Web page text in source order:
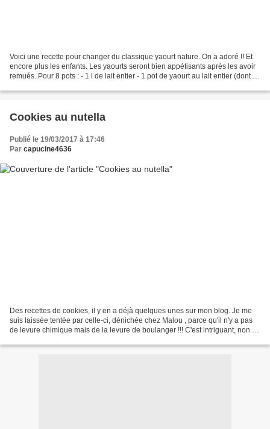
Voici une recette pour changer du classique yaourt nature. On a adoré !! Et
encore plus les enfants. Les yaourts seront bien appétisants après les avoir
remués. Pour 8 pots : - 1 l de lait entier - 1 pot de yaourt au lait entier (dont la
Cookies au nutella
Publié le 19/03/2017 à 17:46
Par capucine4636
Des recettes de cookies, il y en a déjà quelques unes sur mon blog. Je me
suis laissée tentée par celle-ci, dénichée chez Malou , parce qu'il n'y a pas
de levure chimique mais de la levure de boulanger !!! C'est intriguant, non ??